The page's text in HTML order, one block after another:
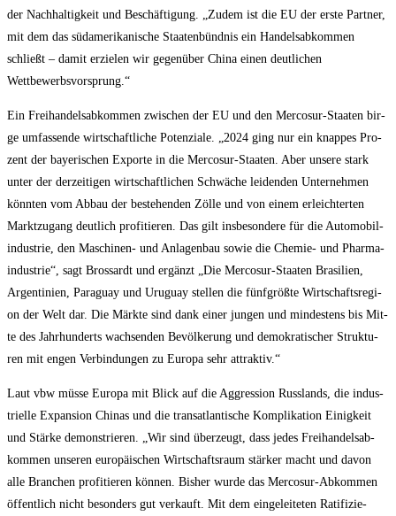
der Nach­hal­tig­keit und Beschäf­ti­gung. „Zudem ist die EU der ers­te Part­ner,
mit dem das süd­ame­ri­ka­ni­sche Staa­ten­bünd­nis ein Han­dels­ab­kom­men
schließt – damit erzie­len wir gegen­über Chi­na einen deut­li­chen
Wettbewerbsvorsprung.“
Ein Frei­han­dels­ab­kom­men zwi­schen der EU und den Mer­co­sur-Staa­ten bir­
ge umfas­sen­de wirt­schaft­li­che Poten­zia­le. „2024 ging nur ein knap­pes Pro­
zent der baye­ri­schen Expor­te in die Mer­co­sur-Staa­ten. Aber unse­re stark
unter der der­zei­ti­gen wirt­schaft­li­chen Schwä­che lei­den­den Unter­neh­men
könn­ten vom Abbau der bestehen­den Zöl­le und von einem erleich­ter­ten
Markt­zu­gang deut­lich pro­fi­tie­ren. Das gilt ins­be­son­de­re für die Auto­mo­bil­
in­dus­trie, den Maschi­nen- und Anla­gen­bau sowie die Che­mie- und Phar­ma­
in­dus­trie“, sagt Bros­sardt und ergänzt „Die Mer­co­sur-Staa­ten Bra­si­li­en,
Argen­ti­ni­en, Para­gu­ay und Uru­gu­ay stel­len die fünf­größ­te Wirt­schafts­re­gi­
on der Welt dar. Die Märk­te sind dank einer jun­gen und min­des­tens bis Mit­
te des Jahr­hun­derts wach­sen­den Bevöl­ke­rung und demo­kra­ti­scher Struk­tu­
ren mit engen Ver­bin­dun­gen zu Euro­pa sehr attraktiv.“
Laut vbw müs­se Euro­pa mit Blick auf die Aggres­si­on Russ­lands, die indus­
tri­el­le Expan­si­on Chi­nas und die trans­at­lan­ti­sche Kom­pli­ka­ti­on Einig­keit
und Stär­ke demons­trie­ren. „Wir sind über­zeugt, dass jedes Frei­han­dels­ab­
kom­men unse­ren euro­päi­schen Wirt­schafts­raum stär­ker macht und davon
alle Bran­chen pro­fi­tie­ren kön­nen. Bis­her wur­de das Mer­co­sur-Abkom­men
öffent­lich nicht beson­ders gut ver­kauft. Mit dem ein­ge­lei­te­ten Rati­fi­zie­